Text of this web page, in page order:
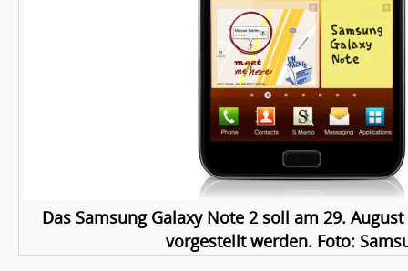
Das Samsung Galaxy Note 2 soll am 29.
vorgestellt werden. Foto: